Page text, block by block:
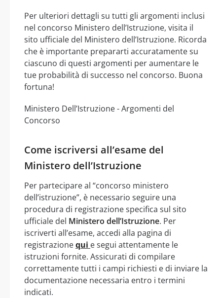
Per ulteriori dettagli su tutti gli argomenti inclusi
nel concorso Ministero dell’Istruzione, visita il
sito ufficiale del Ministero dell’Istruzione. Ricorda
che è importante prepararti accuratamente su
ciascuno di questi argomenti per aumentare le
tue probabilità di successo nel concorso. Buona
fortuna!
Ministero Dell’Istruzione - Argomenti del
Concorso
Come iscriversi all’esame del
Ministero dell’Istruzione
Per partecipare al “concorso ministero
dell’istruzione”, è necessario seguire una
procedura di registrazione specifica sul sito
ufficiale del Ministero dell’Istruzione. Per
iscriverti all’esame, accedi alla pagina di
registrazionequi e segui attentamente le
istruzioni fornite. Assicurati di compilare
correttamente tutti i campi richiesti e di inviare la
documentazione necessaria entro i termini
indicati.